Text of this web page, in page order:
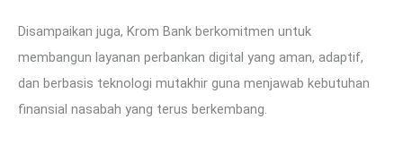
Disampaikan juga, Krom Bank berkomitmen untuk
membangun layanan perbankan digital yang aman, adaptif,
dan berbasis teknologi mutakhir guna menjawab kebutuhan
finansial nasabah yang terus berkembang.